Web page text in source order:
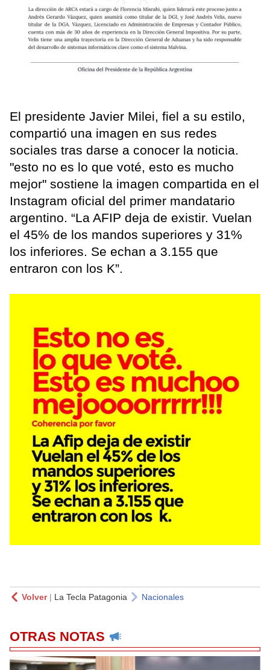
El presidente Javier Milei, fiel a su estilo,
compartió una imagen en sus redes
sociales tras darse a conocer la noticia.
"esto no es lo que voté, esto es mucho
mejor" sostiene la imagen compartida en el
Instagram oficial del primer mandatario
argentino. “La AFIP deja de existir. Vuelan
el 45% de los mandos superiores y 31%
los inferiores. Se echan a 3.155 que
entraron con los K”.
Volver| La Tecla Patagonia Nacionales
OTRAS NOTAS